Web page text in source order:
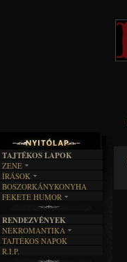
TAJTÉKOS LAPOK
ZENE
EGYÜTTESEK
INTERJÚK
FORDÍTÁSOK
DALSZÖVEGEK
ÍRÁSOK
IRODALOM
FILM
MŰVÉSZET
ÍRÁSTÖRTÉNET
BOSZORKÁNYKONYHA
FEKETE HUMOR
SZÖVEGES
RENDEZVÉNYEK
NEKROMANTIKA
AKTUÁLIS
A MÚLT
TAJTÉKOS NAPOK
R.I.P.